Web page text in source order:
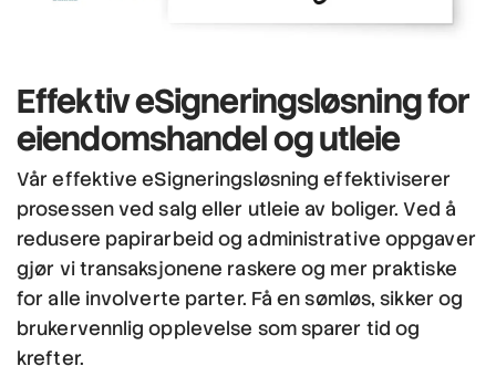
Effektiv eSigneringsløsningfor
eiendomshandel og utleie
Vår effektive eSigneringsløsning effektiviserer
prosessen ved salg eller utleie av boliger. Ved å
redusere papirarbeid og administrative oppgaver
gjør vi transaksjonene raskere og mer praktiske
for alle involverte parter. Få en sømløs, sikker og
brukervennlig opplevelse som sparer tid og
krefter.